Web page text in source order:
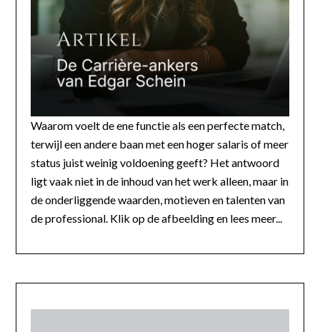
Waarom voelt de ene functie als een perfecte match,
terwijl een andere baan met een hoger salaris of meer
status juist weinig voldoening geeft? Het antwoord
ligt vaak niet in de inhoud van het werk alleen, maar in
de onderliggende waarden, motieven en talenten van
de professional. Klik op de afbeelding en lees meer...